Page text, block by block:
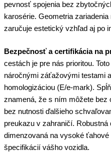
pevnosť spojenia bez
karosérie. Geometria
zaručuje estetický vzhľad aj po
Bezpečnosť a certifikácia na
cestách je pre nás prioritou.
náročnými záťažovými testami
homologizáciou (E/e-mark).
znamená, že s ním môžete bez
bez nutnosti ďalšieho
preukazu v zahraničí.
dimenzovaná na vysoké
špecifikácií vášho vozidla.